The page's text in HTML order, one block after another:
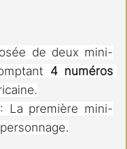
de deux mini-
4 numéros
La première mini-